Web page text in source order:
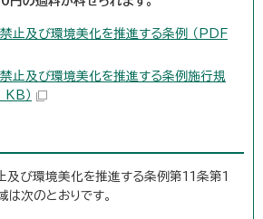
止及び環境美化を推進する条例 （PDF
止及び環境美化を推進する条例施行規
）
及び環境美化を推進する条例第11条第1
次のとおりです。